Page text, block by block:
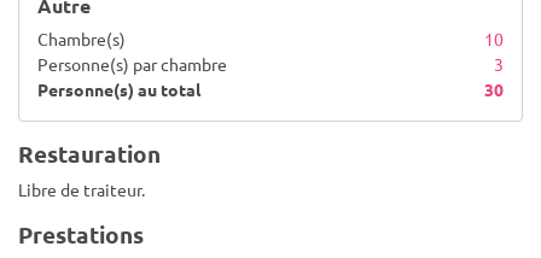
Autre
Chambre(s)
10
Personne(s) par chambre
3
Personne(s) au total
30
Restauration
Libre de traiteur.
Prestations